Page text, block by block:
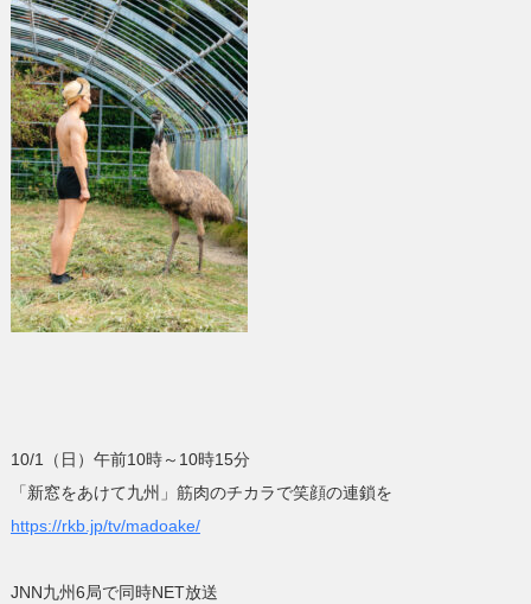
10/1（日）午前10時～10時15分
「新窓をあけて九州」筋肉のチカラで笑顔の連鎖を
https://rkb.jp/tv/madoake/
JNN九州6局で同時NET放送